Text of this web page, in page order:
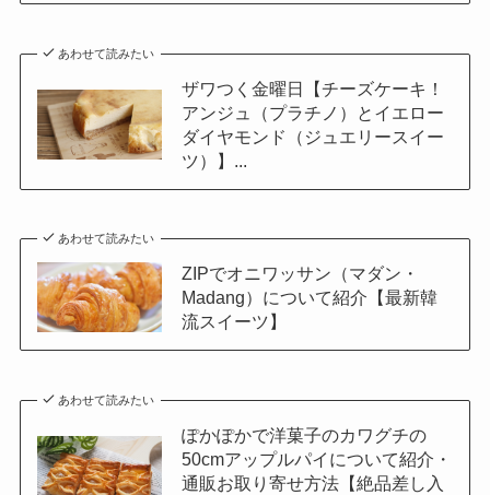
あわせて読みたい
ザワつく金曜日【チーズケーキ！
アンジュ（プラチノ）とイエロー
ダイヤモンド（ジュエリースイー
ツ）】...
あわせて読みたい
ZIPでオニワッサン（マダン・
Madang）について紹介【最新韓
流スイーツ】
あわせて読みたい
ぽかぽかで洋菓子のカワグチの
50cmアップルパイについて紹介・
通販お取り寄せ方法【絶品差し入